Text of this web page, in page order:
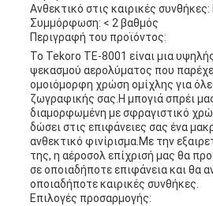
Ανθεκτικό στις καιρικές συνθήκες:
Συμμόρφωση: < 2 βαθμός
Περιγραφή του προϊόντος:
Το Tekoro TE-8001 είναι μια
ψεκασμού αερολύματος που
ομοιόμορφη χρώση ομίχλης για
ζωγραφικής σας.Η μπογιά σπρέι μας
διαμορφωμένη με σφραγιστικό
δώσει στις επιφάνειες σας ένα
ανθεκτικό φινίρισμα.Με την
της, η αέροσολ επίχρισή μας θα
σε οποιαδήποτε επιφάνεια και θα
οποιαδήποτε καιρικές συνθήκες.
Επιλογές προσαρμογής: